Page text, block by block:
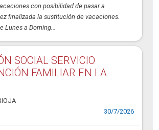
con posibilidad de pasar a
finalizada la sustitución de vacaciones.
Lunes a Doming...
SOCIAL SERVICIO
FAMILIAR EN LA
30/7/2026